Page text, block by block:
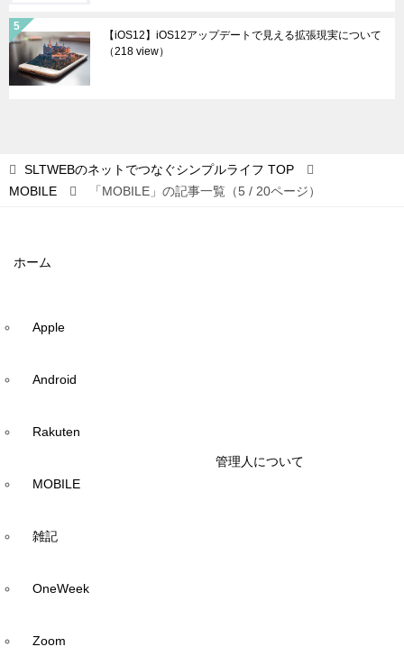
【iOS12】iOS12アップデートで見える拡張現実について
（218 view）
SLTWEBのネットでつなぐシンプルライフ TOP
MOBILE
「MOBILE」の記事一覧（5 / 20ページ）
ホーム
Apple
Android
Rakuten
MOBILE
雑記
OneWeek
Zoom
管理人について